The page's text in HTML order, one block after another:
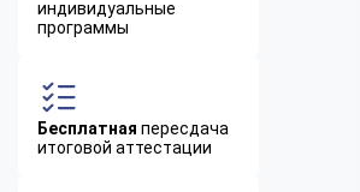
индивидуальные
программы
Бесплатная пересдача
итоговой аттестации